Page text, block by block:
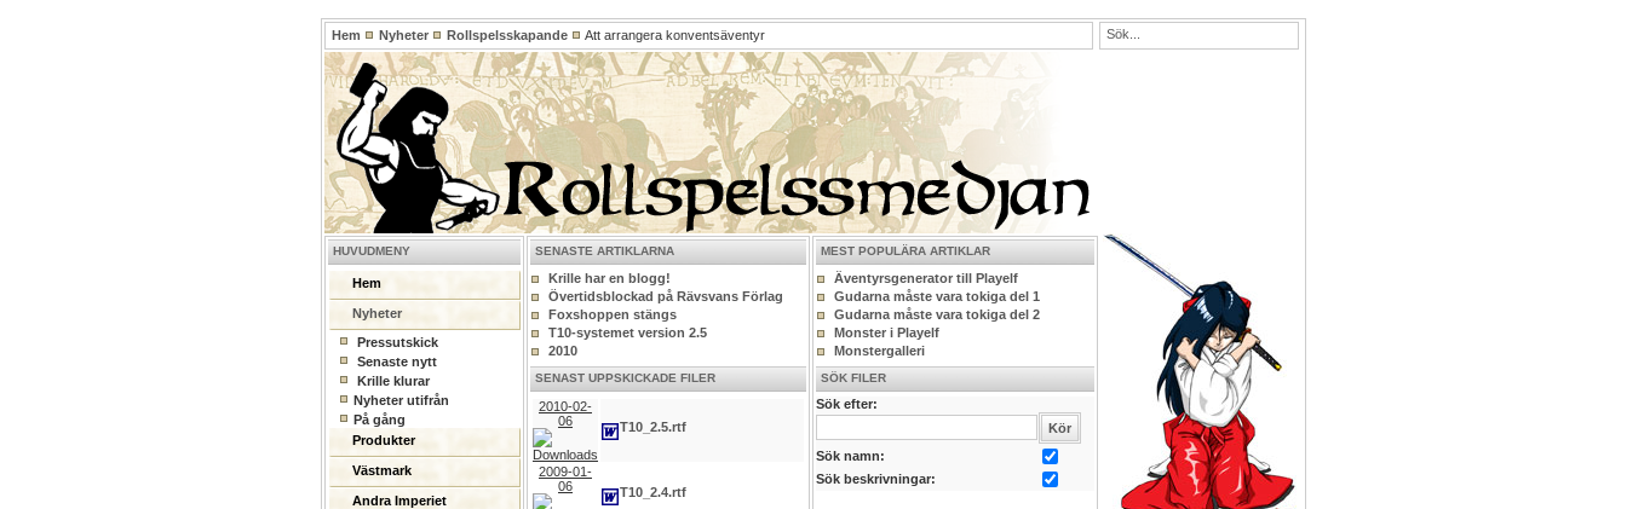
Hem Nyheter Rollspelsskapande Att arrangera konventsäventyr
HUVUDMENY
Hem
Nyheter
Pressutskick
Senaste nytt
Krille klurar
Nyheter utifrån
På gång
Produkter
Västmark
Andra Imperiet
SENASTE ARTIKLARNA
Krille har en blogg!
Övertidsblockad på Rävsvans Förlag
Foxshoppen stängs
T10-systemet version 2.5
2010
SENAST UPPSKICKADE FILER
2010-02-
06
T10_2.5.rtf
2009-01-
06
T10_2.4.rtf
MEST POPULÄRA ARTIKLAR
Äventyrsgenerator till Playelf
Gudarna måste vara tokiga del 1
Gudarna måste vara tokiga del 2
Monster i Playelf
Monstergalleri
SÖK FILER
Sök efter:
Sök namn:
Sök beskrivningar: